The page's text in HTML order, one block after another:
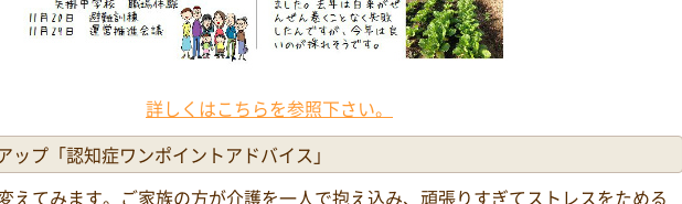
詳しくはこちらを参照下さい。
ップ「認知症ワンポイントアドバイス」
えてみます。ご家族の方が介護を一人で抱え込み、頑張りすぎてストレスをためる